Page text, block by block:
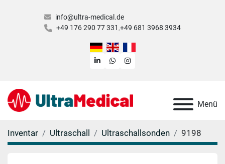
info@ultra-medical.de
+49 176 290 77 331 +49 681 3968 3934
linkedinwhatsappinstagram
Menü
Inventar Ultraschall Ultraschallsonden 9198